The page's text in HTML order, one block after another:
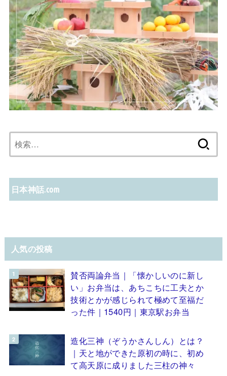
索:
日本神話.com
人気の投稿
賛否両論弁当｜「懐かしいのに新し
い」お弁当は、あちこちに工夫とか
技術とかが感じられて極めて至福だ
った件｜1540円｜東京駅お弁当
造化三神（ぞうかさんしん）とは？
｜天と地ができた原初の時に、初め
て高天原に成りました三柱の神々